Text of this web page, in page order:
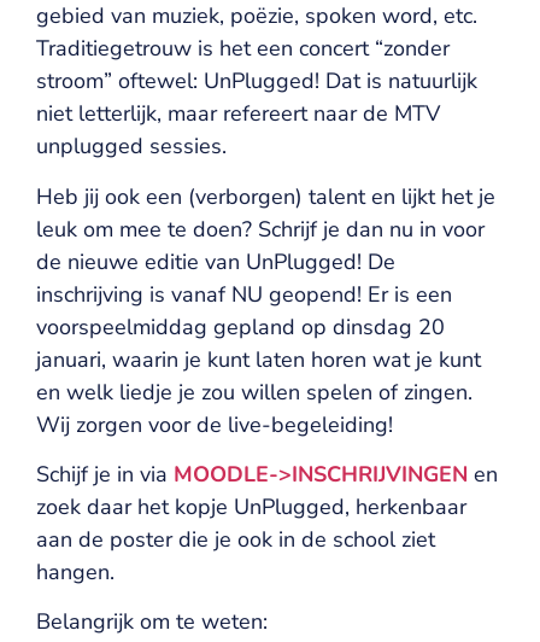
gebied van muziek, poëzie, spoken word, etc.
Traditiegetrouw is het een concert “zonder
stroom” oftewel: UnPlugged! Dat is natuurlijk
niet letterlijk, maar refereert naar de MTV
unplugged sessies.
Heb jij ook een (verborgen) talent en lijkt het je
leuk om mee te doen? Schrijf je dan nu in voor
de nieuwe editie van UnPlugged! De
inschrijving is vanaf NU geopend! Er is een
voorspeelmiddag gepland op dinsdag 20
januari, waarin je kunt laten horen wat je kunt
en welk liedje je zou willen spelen of zingen.
Wij zorgen voor de live-begeleiding!
Schijf je in via MOODLE->INSCHRIJVINGEN en
zoek daar het kopje UnPlugged, herkenbaar
aan de poster die je ook in de school ziet
hangen.
Belangrijk om te weten: